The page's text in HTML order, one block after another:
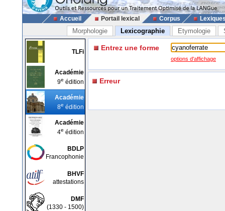
Accueil Portail lexical Corpus
Morphologie Lexicographie Etymologie
TLFi
Académie
9e édition
Académie
8e édition
Académie
4e édition
BDLP
Francophonie
BHVF
attestations
DMF
(1330 - 1500)
Entrez une forme
options d'affichage
Erreur